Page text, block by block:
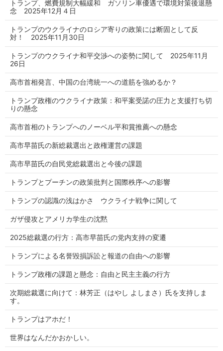
トランプ、燃費規制大幅緩和 ガソリン車優遇で環境対策後退懸
念 2025年12月４日
トランプのウクライナのロシア寄りの政策には断固として反
対！ 2025年11月30日
トランプのウクライナ和平交渉への姿勢に関して 2025年11月
26日
高市首相発言、中国の台湾統一への道筋を強めるか？
トランプ政権のウクライナ政策：和平案受諾の圧力と支援打ち切
りの懸念
高市首相のトランプへのノーベル平和賞推薦への懸念
高市早苗氏の新総裁選出と政権運営の課題
高市早苗氏の自民党総裁選出と今後の課題
トランプとプーチンの政策批判と国際秩序への影響
トランプの認識の浅はかさ ウクライナ戦争に関して
ガザ侵攻とアメリカ学生の沈黙
2025総裁選の行方：高市早苗氏の党内支持の変遷
トランプによる名誉毀損訴訟と報道の自由への影響
トランプ政権の課題と懸念：自由と民主主義の行方
次期総裁選に向けて：林芳正（はやし よしまさ）氏を支持しま
す。
トランプはアホだ！
世界はなんだかおかしい。